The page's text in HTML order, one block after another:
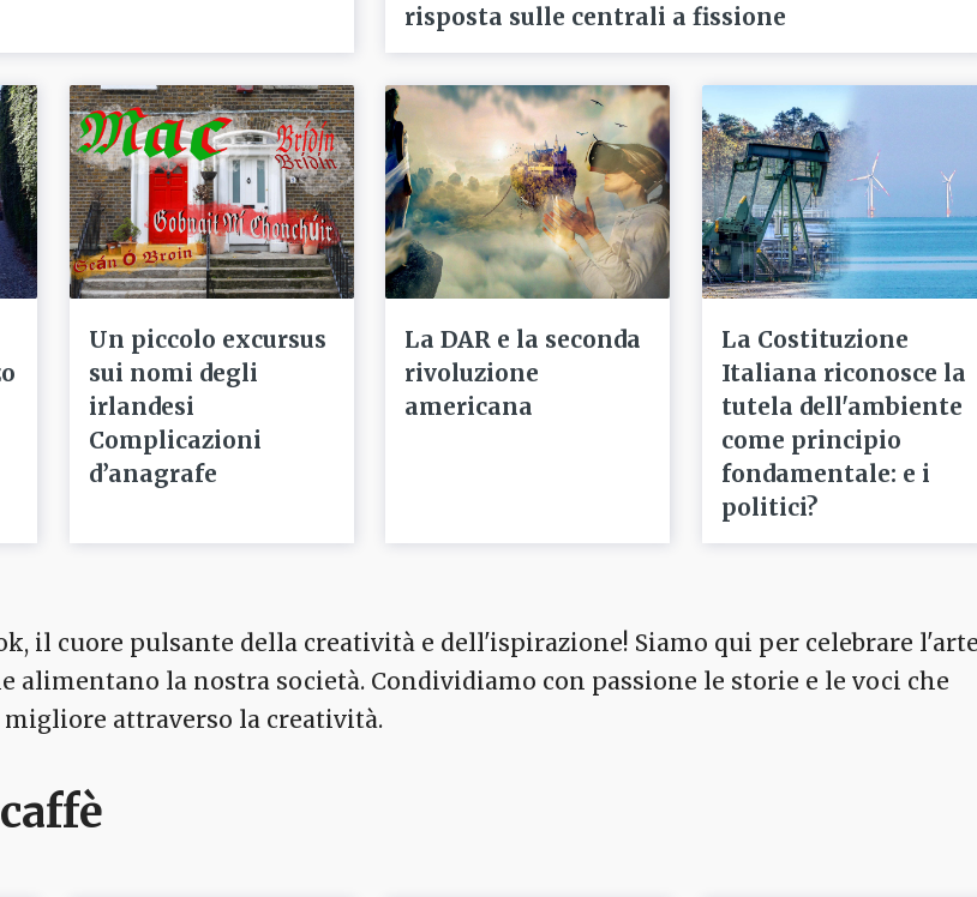
risposta sulle centrali a fissione
Un piccolo excursus
sui nomi degli
irlandesi
Complicazioni
d’anagrafe
La DAR e la seconda
rivoluzione
americana
La Costituzione
Italiana riconosce la
tutela dell'ambiente
come principio
fondamentale: e i
politici?
il cuore pulsante della creatività e dell'ispirazione! Siamo qui per celebrare
alimentano la nostra società. Condividiamo con passione le storie e le voci che
attraverso la creatività.